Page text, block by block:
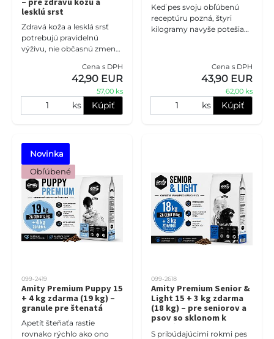
lesklú srst
Zdravá koža a lesklá srsť
potrebujú pravidelnú
výživu, nie občasnú zmenu
Salmon & Rice 15 + 4 kg
zdarma prináša spolu 1
Cena s DPH
42,90 EUR
57,00 ks
ks Kúpiť
Keď pes svoju obľúbenú
receptúru pozná, štyri
kilogramy navyše potešia
Cena s DPH
43,90 EUR
62,00 ks
ks Kúpiť
Novinka
Obľúbené
099-2419
Amity Premium Puppy 15
+ 4 kg zdarma (19 kg) –
granule pre štenatá
Apetít šteňaťa rastie
rovnako rýchlo ako ono
099-2618
Amity Premium Senior &
Light 15 + 3 kg zdarma
(18 kg) – pre seniorov a
psov so sklonom k
nadváhe
S pribúdajúcimi rokmi pes